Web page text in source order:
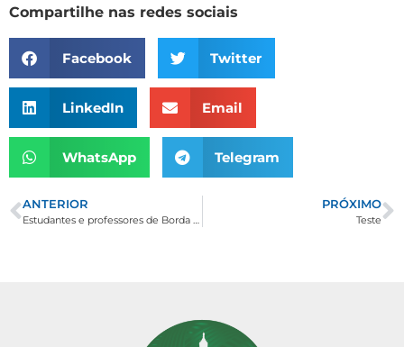
Compartilhe nas redes sociais
Facebook Twitter
LinkedIn Email
WhatsApp Telegram
ANTERIOR
Estudantes e professores de Borda da Mata recebem prêmios da 14º Olimpíada Brasileira de Matemática
PRÓXIMO
Teste